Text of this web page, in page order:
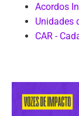
Acordos
Unidades
CAR -